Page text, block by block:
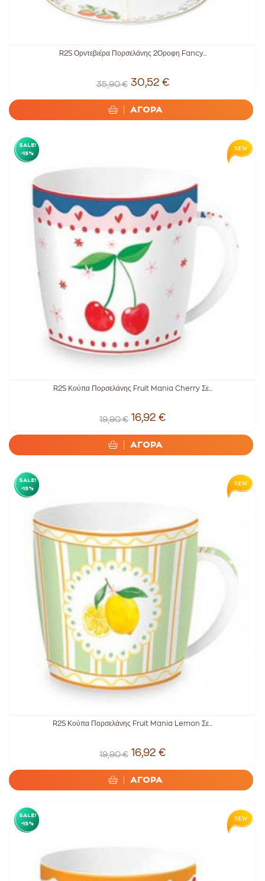
R2S Ορντεβιέρα Πορσελάνης 2Οροφη Fancy...
35,90 € 30,52 €
ΑΓΟΡΑ
SALE!
-15%
R2S Κούπα Πορσελάνης Fruit Mania Cherry Σε...
19,90 € 16,92 €
ΑΓΟΡΑ
SALE!
-15%
R2S Κούπα Πορσελάνης Fruit Mania Lemon Σε...
19,90 € 16,92 €
ΑΓΟΡΑ
SALE!
-15%